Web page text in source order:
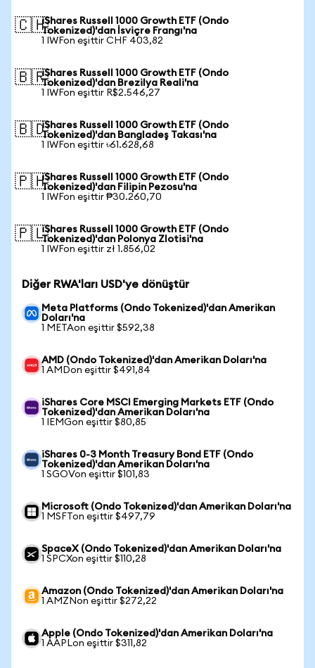
🇨🇭iShares Russell 1000 Growth ETF (Ondo
Tokenized)'dan İsviçre Frangı'na
1 IWFon eşittir CHF 403,82
🇧🇷iShares Russell 1000 Growth ETF (Ondo
Tokenized)'dan Brezilya Reali'na
1 IWFon eşittir R$2.546,27
🇧🇩iShares Russell 1000 Growth ETF (Ondo
Tokenized)'dan Bangladeş Takası'na
1 IWFon eşittir ৳61.628,68
🇵🇭iShares Russell 1000 Growth ETF (Ondo
Tokenized)'dan Filipin Pezosu'na
1 IWFon eşittir ₱30.260,70
🇵🇱iShares Russell 1000 Growth ETF (Ondo
Tokenized)'dan Polonya Zlotisi'na
1 IWFon eşittir zł 1.856,02
Diğer RWA'ları USD'ye dönüştür
Meta Platforms (Ondo Tokenized)'dan Amerikan
Doları'na
1 METAon eşittir $592,38
AMD (Ondo Tokenized)'dan Amerikan Doları'na
1 AMDon eşittir $491,84
iShares Core MSCI Emerging Markets ETF (Ondo
Tokenized)'dan Amerikan Doları'na
1 IEMGon eşittir $80,85
iShares 0-3 Month Treasury Bond ETF (Ondo
Tokenized)'dan Amerikan Doları'na
1 SGOVon eşittir $101,83
Microsoft (Ondo Tokenized)'dan Amerikan Doları'na
1 MSFTon eşittir $497,79
SpaceX (Ondo Tokenized)'dan Amerikan Doları'na
1 SPCXon eşittir $110,28
Amazon (Ondo Tokenized)'dan Amerikan Doları'na
1 AMZNon eşittir $272,22
Apple (Ondo Tokenized)'dan Amerikan Doları'na
1 AAPLon eşittir $311,82